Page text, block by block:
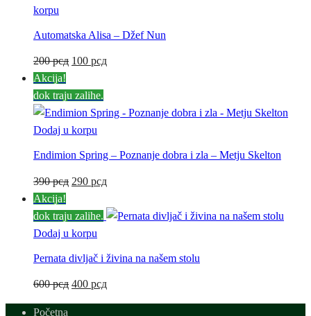
korpu
Automatska Alisa – Džef Nun
200рсд Originalna
je
bila:
200 рсд.
100 рсдTrenutna
100 рсд.
Akcija!
dok traju zalihe.
Dodaj u korpu
Endimion Spring – Poznanje dobra i zla – Metju Skelton
390рсд Originalna
je
bila:
290 рсдTrenutna
je:
Akcija!
dok traju zalihe.
Dodaj u korpu
Pernata divljač i živina na našem stolu
600рсд Originalna
400 рсдTrenutna
Početna